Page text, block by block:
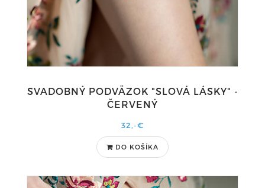
SVADOBNÝ PODVÄZOK "SLOVÁ LÁSKY" -
ČERVENÝ
32,-€
DO KOŠÍKA